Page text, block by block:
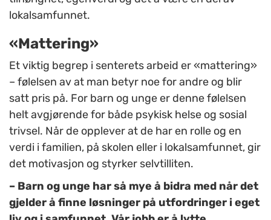
lokalsamfunnet.
«Mattering»
Et viktig begrep i senterets arbeid er «mattering»
– følelsen av at man betyr noe for andre og blir
satt pris på. For barn og unge er denne følelsen
helt avgjørende for både psykisk helse og sosial
trivsel. Når de opplever at de har en rolle og en
verdi i familien, på skolen eller i lokalsamfunnet, gir
det motivasjon og styrker selvtilliten.
– Barn og unge har så mye å bidra med når det
gjelder å finne løsninger på utfordringer i eget